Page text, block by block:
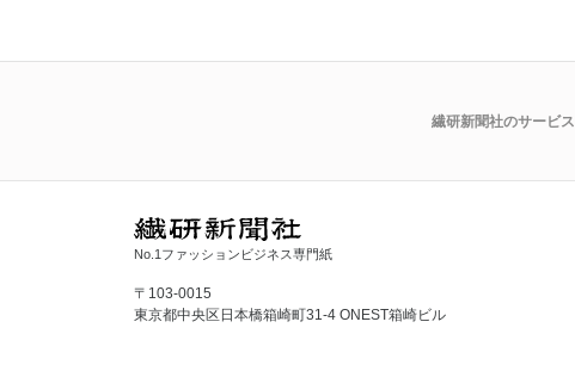
繊研新聞社のサービス
No.1ファッションビジネス専門紙
〒103-0015
東京都中央区日本橋箱崎町31-4 ONEST箱崎ビル